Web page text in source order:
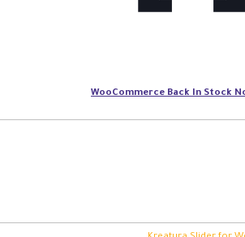
WooCommerce Back In Stock